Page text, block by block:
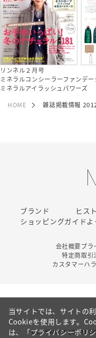
リンネル２月号
ミネラルコンシーラーファンデー
ミネラルアイラッシュパワーズ
HOME
雑誌掲載情報
ブランド ヒス
ショッピングガイド
会社概要プラ
特定商取引
カスタマーハ
COPYRIGHT (C) MIMC
当サイトでは、サイトの
Cookieを使用します。
は、
「プライバシーポリ